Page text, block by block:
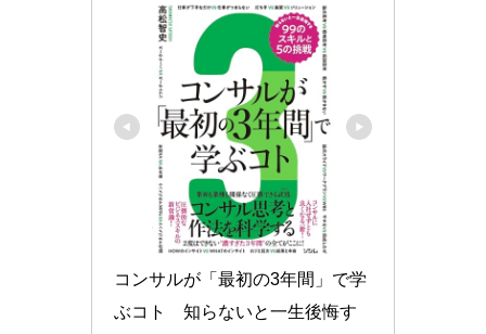
コンサルが「最初の3年間」で学
ぶコト　知らないと一生後悔す